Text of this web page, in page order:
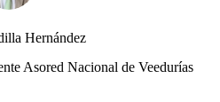
Hernández
Asored Nacional de Veedurías